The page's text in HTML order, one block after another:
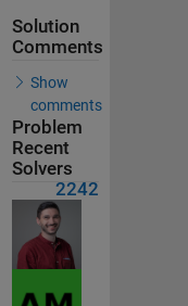
Solution
Comments
Show
comments
Problem
Recent
Solvers
2242